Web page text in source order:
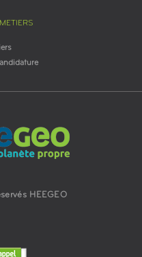
HEEGEO